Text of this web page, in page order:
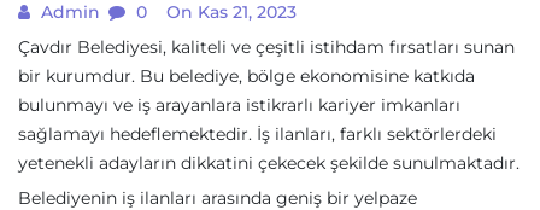
Admin 0
On Kas 21, 2023
Çavdır Belediyesi, kaliteli ve çeşitli istihdam fırsatları sunan
bir kurumdur. Bu belediye, bölge ekonomisine katkıda
bulunmayı ve iş arayanlara istikrarlı kariyer imkanları
sağlamayı hedeflemektedir. İş ilanları, farklı sektörlerdeki
yetenekli adayların dikkatini çekecek şekilde sunulmaktadır.
Belediyenin iş ilanları arasında geniş bir yelpaze